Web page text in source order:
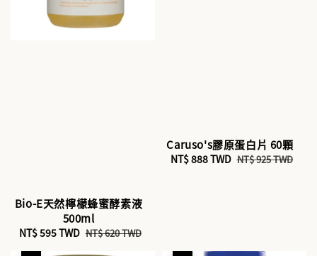
Bio-E天然檸檬蜂蜜酵素液
500ml
Sale
price
NT$ 595 TWD Regular
NT$ 620 TWD
Caruso's膠原蛋白片 60顆
Sale
NT$ 888 TWD Regular
NT$ 925 TWD